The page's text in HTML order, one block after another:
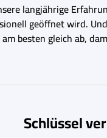
langjährige
geöffnet wird.
besten gleich ab,
Schlüssel